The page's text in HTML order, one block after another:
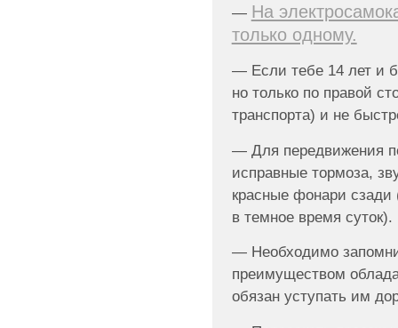
— На
только одному.
— Если тебе 14 лет и
но только по правой
транспорта) и не
— Для передвижения
исправные тормоза,
красные фонари
в темное время суток).
— Необходимо
преимуществом
обязан уступать им